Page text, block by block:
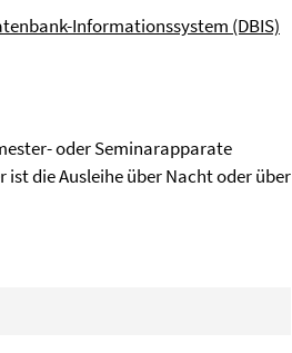
Informationssystem (DBIS)
oder Seminarapparate
ist die Ausleihe über Nacht oder über